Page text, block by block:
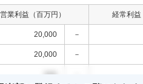
営業利益（百万円） 経常利益
20,000 －
20,000 －
000